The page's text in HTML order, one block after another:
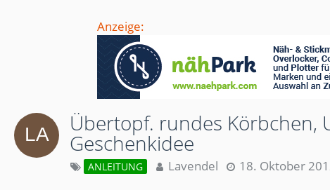
Anzeige:
Übertopf. rundes Körbchen,
Geschenkidee
ANLEITUNG Lavendel 18. Oktober